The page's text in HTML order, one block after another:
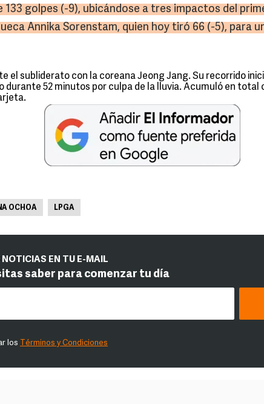
133 golpes (-9), ubicándose a tres impactos del
Annika Sorenstam, quien hoy tiró 66 (-5), para
el subliderato con la coreana Jeong Jang. Su recorrido
durante 52 minutos por culpa de la lluvia. Acumuló en total
OCHOA LPGA
EN TU E-MAIL
saber para comenzar tu día
los Términos y Condiciones